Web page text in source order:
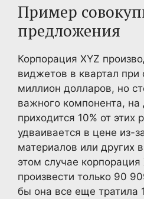
Пример
предложения
Корпорация XYZ
виджетов в квартал при
миллион долларов, но
важного компонента, на
приходится 10% от этих
удваивается в цене из-
материалов или других
этом случае
произвести только 90
бы она все еще тратила